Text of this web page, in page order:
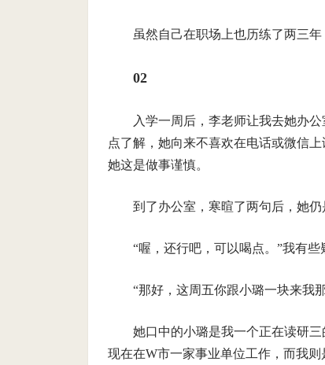
虽然自己在职场上也历练了两三
02
入学一周后，李老师让我去她办
点了解，她向来不喜欢在电话或微信
她这是做事谨慎。
到了办公室，寒暄了两句后，她
“喔，还行吧，可以喝点。”我有些
“那好，这周五你跟小璐一块来我
她口中的小璐是我一个正在读研
现在在W市一家事业单位工作，而我则